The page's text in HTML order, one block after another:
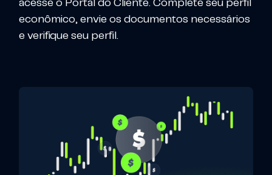
acesse o Portal do Cliente. Complete seu perfil
econômico, envie os documentos necessários
e verifique seu perfil.